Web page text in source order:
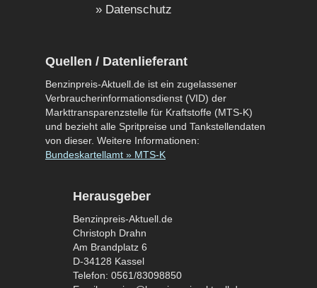
Datenschutz
Quellen / Datenlieferant
Benzinpreis-Aktuell.de ist ein zugelassener
Verbraucherinformationsdienst (VID) der
Markttransparenzstelle für Kraftstoffe (MTS-K)
und bezieht alle Spritpreise und Tankstellendaten
von dieser. Weitere Informationen:
Bundeskartellamt » MTS-K
Herausgeber
Benzinpreis-Aktuell.de
Christoph Drahn
Am Brandplatz 6
D-34128 Kassel
Telefon: 0561/83098850